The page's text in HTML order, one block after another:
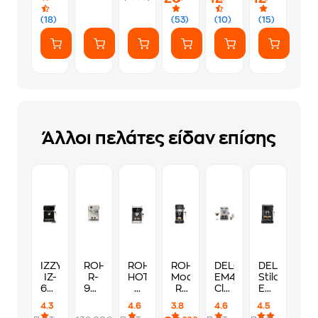
Τηλεόραση
(18)
A++/A+++
WiFi
Γ'
Λυκείου
(53) (10) (15)
Άλλοι πελάτες είδαν επίσης
IZZY
IZ-
6017
1000W
4.3
ROHNSON
R-
98036
ROHNSON
HOT
&
R-
4.6
ROHNSON
Modena
R-
1100W
3.8
DELONGHI
EM450.M
Classic
15bar
4.6
DELONGHI
Stilosa
EC235.BK
15bar
4.5